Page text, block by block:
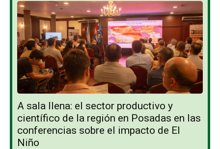
A sala llena: el sector productivo y
científico de la región en Posadas en las
conferencias sobre el impacto de El
Niño